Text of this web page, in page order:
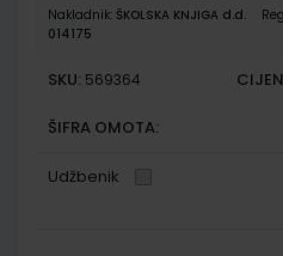
Nakladnik: ŠKOLSKA KNJIGA d.d.
014175
SKU: 569364
ŠIFRA OMOTA:
Udžbenik